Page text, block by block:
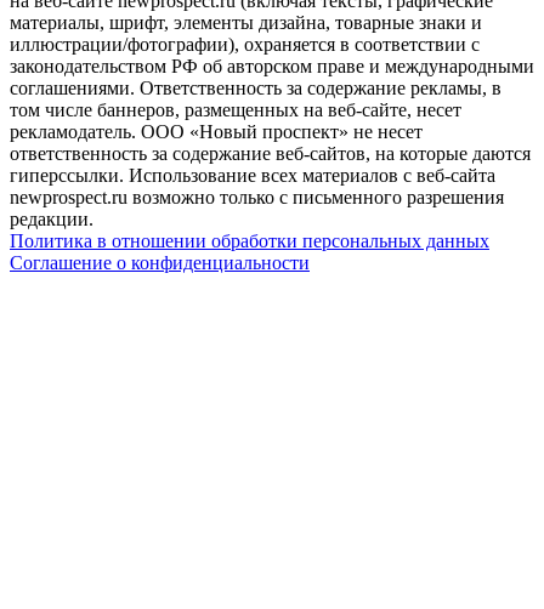
материалы, шрифт, элементы дизайна, товарные знаки и
иллюстрации/фотографии), охраняется в соответствии с
законодательством РФ об авторском праве и международными
соглашениями. Ответственность за содержание рекламы, в
том числе баннеров, размещенных на веб-сайте, несет
рекламодатель. ООО «Новый проспект» не несет
ответственность за содержание веб-сайтов, на которые даются
гиперссылки. Использование всех материалов с веб-сайта
newprospect.ru возможно только с письменного разрешения
редакции.
Политика в отношении обработки персональных данных
Соглашение о конфиденциальности